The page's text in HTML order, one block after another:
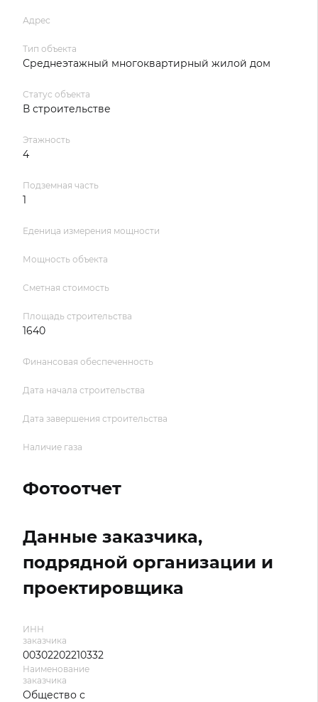
Адрес
Тип объекта
Среднеэтажный многоквартирный жилой дом
Статус объекта
В строительстве
Этажность
4
Подземная часть
1
Еденица измерения мощности
Мощность объекта
Сметная стоимость
Площадь строительства
1640
Финансовая обеспеченность
Дата начала строительства
Дата завершения строительства
Наличие газа
Фотоотчет
Данные заказчика,
подрядной организации и
проектировщика
ИНН
заказчика
00302202210332
Наименование
заказчика
Общество с